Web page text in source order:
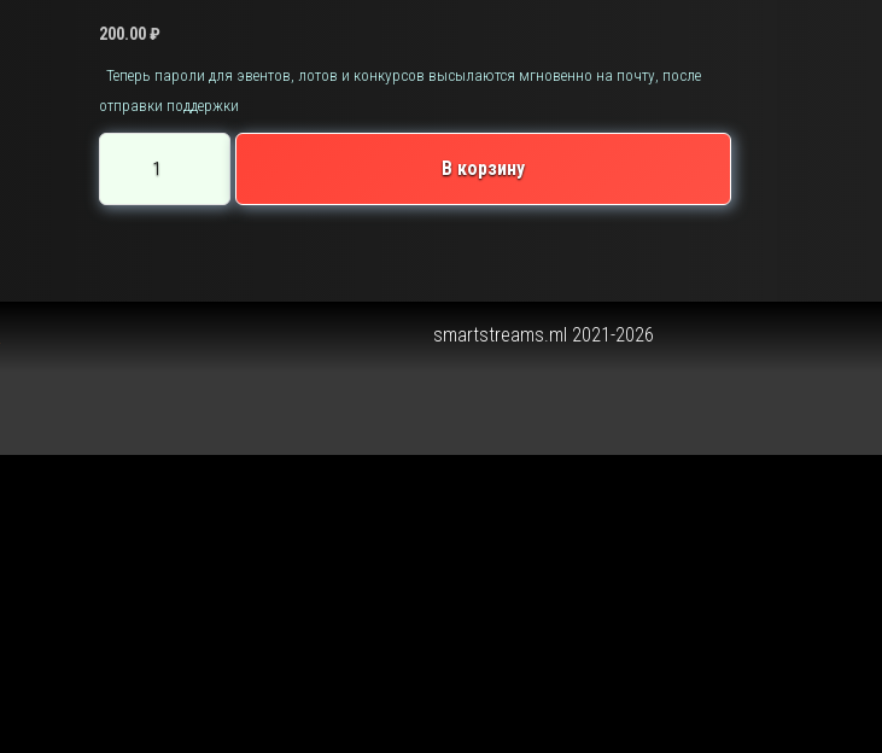
200.00₽
Теперь пароли для эвентов, лотов и конкурсов высылаются мгновенно на почту, после
отправки поддержки
Количество
товара
Поддержка
02-
В корзину
smartstreams.ml 2021-2026